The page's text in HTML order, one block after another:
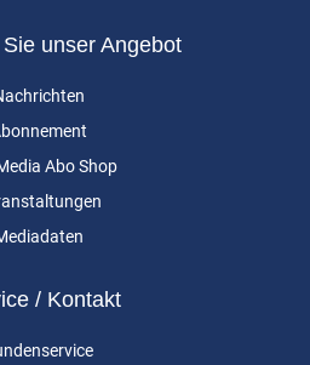
unser Angebot
Abo Shop
/ Kontakt